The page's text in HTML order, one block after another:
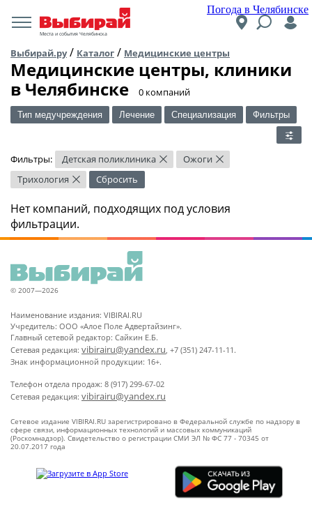
Погода в Челябинске
Места и события Челябинска
Выбирай.ру/ Каталог / Медицинские центры
Медицинские центры, клиники
в Челябинске
​0 компаний
Тип медучреждения Лечение Специализация Фильтры
Фильтры: Детская поликлиника × Ожоги ×
Трихология × Сбросить
Нет компаний, подходящих под условия
фильтрации.
© 2007—2026
Наименование издания: VIBIRAI.RU
Учредитель: ООО «Алое Поле Адвертайзинг».
Главный сетевой редактор: Сайкин Е.Б.
Сетевая редакция: vibirairu@yandex.ru, +7 (351) 247-11-11.
Знак информационной продукции: 16+.
Телефон отдела продаж: 8 (917) 299-67-02
Сетевая редакция: vibirairu@yandex.ru
Сетевое издание VIBIRAI.RU зарегистрировано в Федеральной службе по надзору в
сфере связи, информационных технологий и массовых коммуникаций
(Роскомнадзор). Свидетельство о регистрации СМИ ЭЛ № ФС 77 - 70345 от
20.07.2017 года